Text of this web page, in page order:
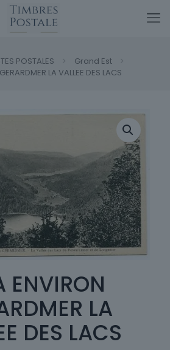
POSTALES
Grand Est
LA VALLEE DES LACS
ENVIRON
LA
DES LACS